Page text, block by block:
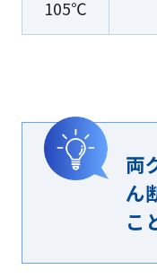
105℃
両
ん
こ